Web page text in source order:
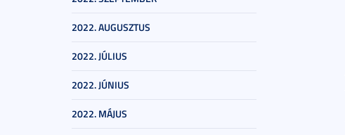
2022. AUGUSZTUS
2022. JÚLIUS
2022. JÚNIUS
2022. MÁJUS